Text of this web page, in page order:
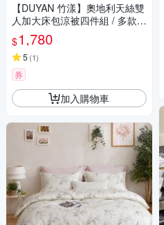
【DUYAN 竹漾】奧地利天絲雙
人加大床包涼被四件組 / 多款任
選 台灣製(夜)
$1,780
5 (1)
券
加入購物車